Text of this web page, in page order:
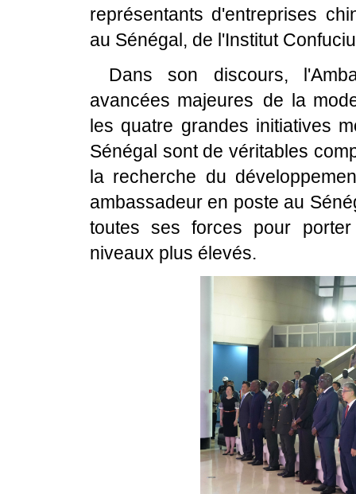
représentants d'entreprises
au Sénégal, de l'Institut
Dans son discours,
avancées majeures de la
les quatre grandes initiatives
Sénégal sont de véritables
la recherche du
ambassadeur en poste au
toutes ses forces pour
niveaux plus élevés.